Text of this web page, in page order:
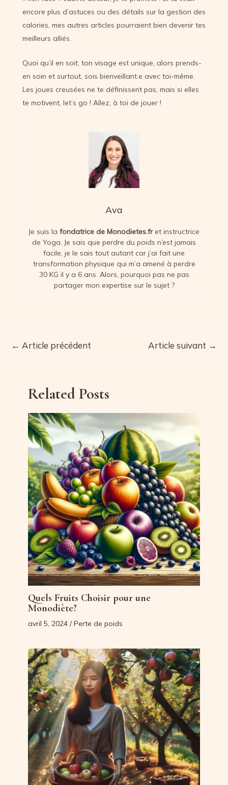
encore plus d’astuces ou des détails sur la gestion des
calories, mes autres articles pourraient bien devenir tes
meilleurs alliés.
Quoi qu’il en soit, ton visage est unique, alors prends-
en soin et surtout, sois bienveillant.e avec toi-même.
Les joues creusées ne te définissent pas, mais si elles
te motivent, let’s go ! Allez, à toi de jouer !
Ava
Je suis la fondatrice de Monodietes.fret instructrice
de Yoga. Je sais que perdre du poids n’est jamais
facile, je le sais tout autant car j’ai fait une
transformation physique qui m’a amené à perdre
30 KG il y a 6 ans. Alors, pourquoi pas ne pas
partager mon expertise sur le sujet ?
Navigation
← Article précédent Article suivant →
Related Posts
Quels Fruits Choisir pour une
Monodiète?
avril 5, 2024 /Perte de poids